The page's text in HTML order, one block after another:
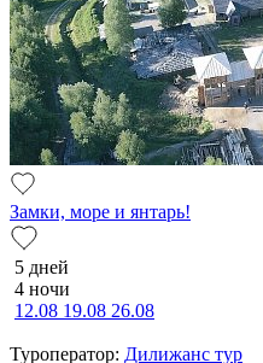
Замки, море и янтарь!
5 дней
4 ночи
12.08 19.08 26.08
Туроператор: Дилижанс тур